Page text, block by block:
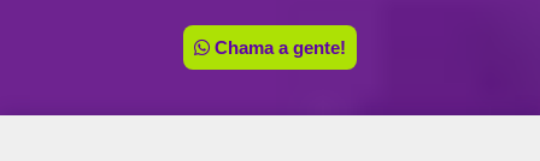
Chama a gente!